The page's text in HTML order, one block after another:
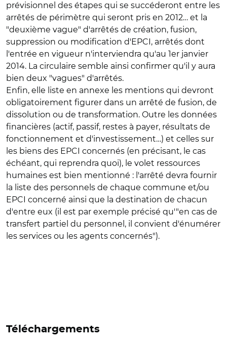
prévisionnel des étapes qui se succéderont entre les
arrêtés de périmètre qui seront pris en 2012… et la
"deuxième vague" d'arrêtés de création, fusion,
suppression ou modification d'EPCI, arrêtés dont
l'entrée en vigueur n'interviendra qu'au 1er janvier
2014. La circulaire semble ainsi confirmer qu'il y aura
bien deux "vagues" d'arrêtés.
Enfin, elle liste en annexe les mentions qui devront
obligatoirement figurer dans un arrêté de fusion, de
dissolution ou de transformation. Outre les données
financières (actif, passif, restes à payer, résultats de
fonctionnement et d'investissement…) et celles sur
les biens des EPCI concernés (en précisant, le cas
échéant, qui reprendra quoi), le volet ressources
humaines est bien mentionné : l'arrêté devra fournir
la liste des personnels de chaque commune et/ou
EPCI concerné ainsi que la destination de chacun
d'entre eux (il est par exemple précisé qu'"en cas de
transfert partiel du personnel, il convient d'énumérer
les services ou les agents concernés").
Téléchargements